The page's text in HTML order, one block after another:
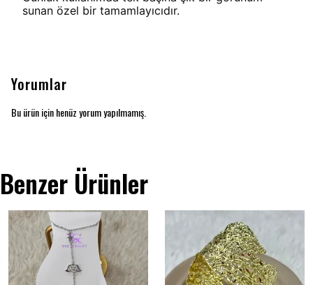
sunan özel bir tamamlayıcıdır.
Yorumlar
Bu ürün için henüz yorum yapılmamış.
Benzer Ürünler